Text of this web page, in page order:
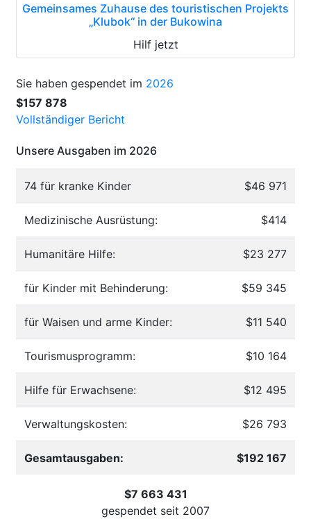
Gemeinsames Zuhause des touristischen Projekts
„Klubok“ in der Bukowina
Hilf jetzt
Sie haben gespendet im 2026
$157 878
Vollständiger Bericht
Unsere Ausgaben im 2026
74 für kranke Kinder $46 971
Medizinische Ausrüstung: $414
Humanitäre Hilfe: $23 277
für Kinder mit Behinderung: $59 345
für Waisen und arme Kinder: $11 540
Tourismusprogramm: $10 164
Hilfe für Erwachsene: $12 495
Verwaltungskosten: $26 793
Gesamtausgaben: $192 167
$7 663 431
gespendet seit 2007